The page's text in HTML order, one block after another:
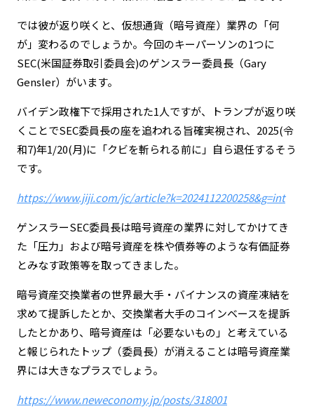
では彼が返り咲くと、仮想通貨（暗号資産）業界の「何
が」変わるのでしょうか。今回のキーパーソンの1つに
SEC(米国証券取引委員会)のゲンスラー委員長（Gary
Gensler）がいます。
バイデン政権下で採用された1人ですが、トランプが返り咲
くことでSEC委員長の座を追われる旨確実視され、2025(令
和7)年1/20(月)に「クビを斬られる前に」自ら退任するそう
です。
https://www.jiji.com/jc/article?k=2024112200258&g=int
ゲンスラーSEC委員長は暗号資産の業界に対してかけてき
た「圧力」および暗号資産を株や債券等のような有価証券
とみなす政策等を取ってきました。
暗号資産交換業者の世界最大手・バイナンスの資産凍結を
求めて提訴したとか、交換業者大手のコインベースを提訴
したとかあり、暗号資産は「必要ないもの」と考えている
と報じられたトップ（委員長）が消えることは暗号資産業
界には大きなプラスでしょう。
https://www.neweconomy.jp/posts/318001